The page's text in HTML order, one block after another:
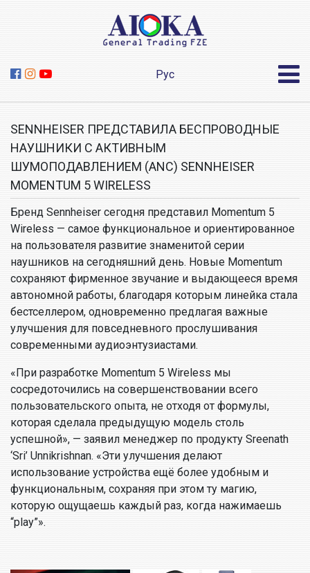
Рус
SENNHEISER ПРЕДСТАВИЛА БЕСПРОВОДНЫЕ
НАУШНИКИ С АКТИВНЫМ
ШУМОПОДАВЛЕНИЕМ (ANC) SENNHEISER
MOMENTUM 5 WIRELESS
Бренд Sennheiser сегодня представил Momentum 5
Wireless — самое функциональное и ориентированное
на пользователя развитие знаменитой серии
наушников на сегодняшний день. Новые Momentum
сохраняют фирменное звучание и выдающееся время
автономной работы, благодаря которым линейка стала
бестселлером, одновременно предлагая важные
улучшения для повседневного прослушивания
современными аудиоэнтузиастами.
«При разработке Momentum 5 Wireless мы
сосредоточились на совершенствовании всего
пользовательского опыта, не отходя от формулы,
которая сделала предыдущую модель столь
успешной», — заявил менеджер по продукту Sreenath
‘Sri’ Unnikrishnan. «Эти улучшения делают
использование устройства ещё более удобным и
функциональным, сохраняя при этом ту магию,
которую ощущаешь каждый раз, когда нажимаешь
“play”».